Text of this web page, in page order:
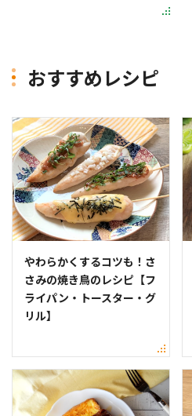
おすすめレシピ
やわらかくするコツも！さ
さみの焼き鳥のレシピ【フ
ライパン・トースター・グ
リル】